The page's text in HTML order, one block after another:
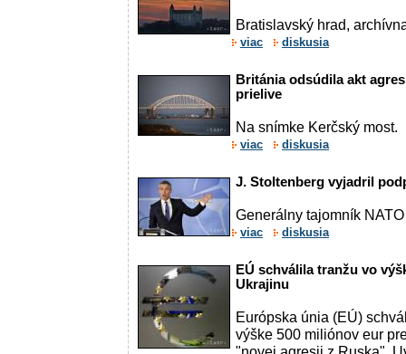
Bratislavský hrad,
viac diskusia
Británia odsúdila akt
prielive
Na snímke Kerčský most.
viac diskusia
J. Stoltenberg vyjadril
Generálny tajomník
viac diskusia
EÚ schválila tranžu vo
Ukrajinu
Európska únia (EÚ)
výške 500 miliónov eur